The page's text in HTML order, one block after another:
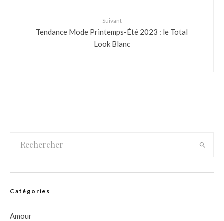
Suivant
Tendance Mode Printemps-Été 2023 : le Total
Look Blanc
Catégories
Amour